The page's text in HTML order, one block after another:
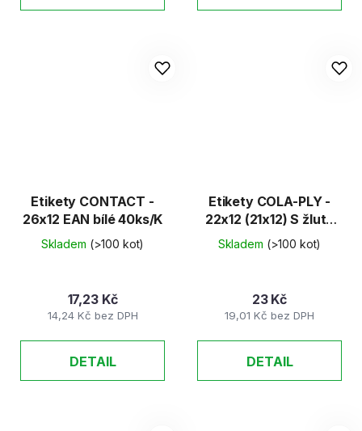
Etikety CONTACT -
26x12 EAN bílé 40ks/K
Skladem (>100 kot)
14,24 Kč bez DPH
17,23 Kč
DETAIL
Etikety COLA-PLY -
22x12 (21x12) S žluté
48ks/K
Skladem (>100 kot)
19,01 Kč bez DPH
23 Kč
DETAIL